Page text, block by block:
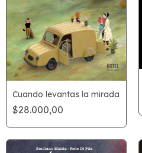
Cuando levantas la mirada
$28.000,00